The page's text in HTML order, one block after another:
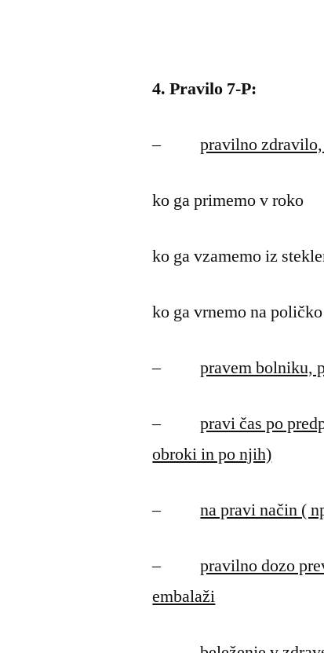
4. Pravilo 7-P:
–pravilno
ko ga primemo v roko
ko ga vzamemo iz
ko ga vrnemo na poličko
–pravem bolniku,
–pravi čas po
obroki in po njih)
–na pravi način (
–pravilno dozo
embalaži